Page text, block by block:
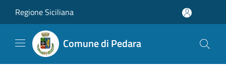
Regione Siciliana
Comune di Pedara